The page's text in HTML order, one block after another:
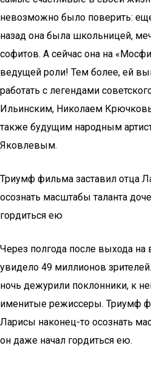
невозможно было поверить:
назад она была школьницей,
софитов. А сейчас она на
ведущей роли! Тем более, ей
работать с легендами
Ильинским, Николаем
также будущим народным
Яковлевым.
Триумф фильма заставил отца
осознать масштабы таланта
гордиться ею
Через полгода после выхода
увидело 49 миллионов
ночь дежурили поклонники, к
именитые режиссеры. Триумф
Ларисы наконец-то осознать
он даже начал гордиться ею.